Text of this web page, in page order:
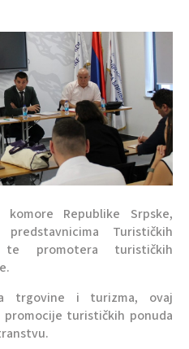
Republike Srpske,
Turističkih
te promotera turističkih
trgovine i turizma, ovaj
turističkih ponuda